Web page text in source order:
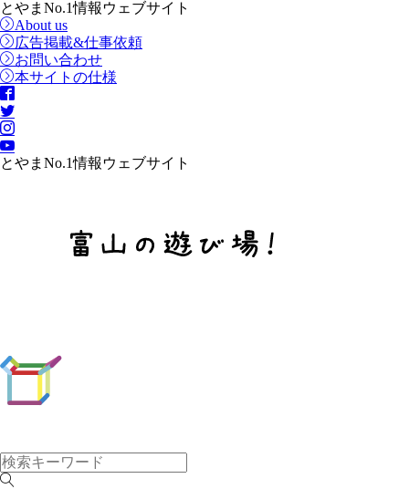
とやまNo.1情報ウェブサイト
About us
広告掲載&仕事依頼
お問い合わせ
本サイトの仕様
とやまNo.1情報ウェブサイト